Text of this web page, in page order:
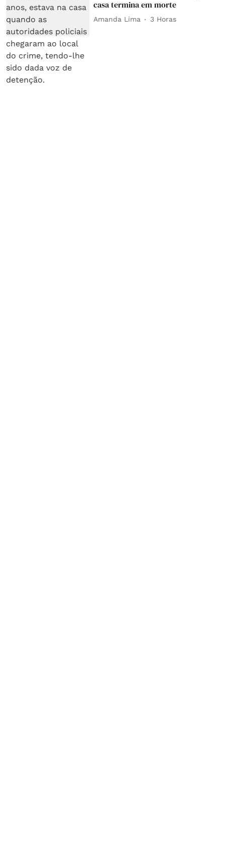
casa termina em morte
Amanda Lima 3 Horas